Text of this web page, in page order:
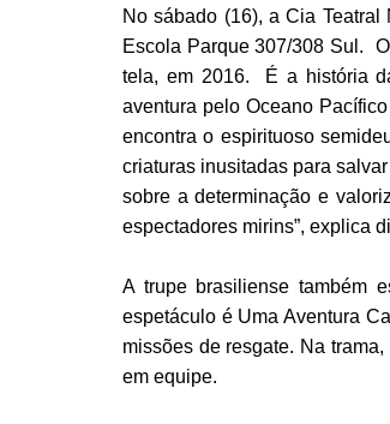
No sábado (16), a Cia
Escola Parque 307/308 Sul.
tela, em 2016. É a história
aventura pelo Oceano
encontra o espirituoso
criaturas inusitadas para
sobre a determinação e
espectadores mirins”, explica
A trupe brasiliense também
espetáculo é Uma Aventura
missões de resgate. Na
em equipe.